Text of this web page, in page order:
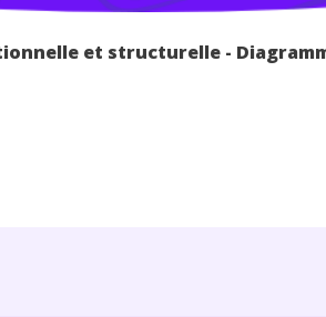
et structurelle -